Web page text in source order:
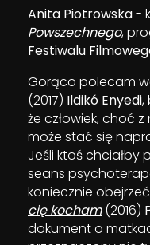
Anita Piotrowska-
Powszechnego,
Festiwalu
Gorąco polecam
(2017) Ildikó Enyedi,
że człowiek, choć
może stać się
Jeśli ktoś chciałby
seans
koniecznie obejrzeć
cię kocham(2016)
dokument o